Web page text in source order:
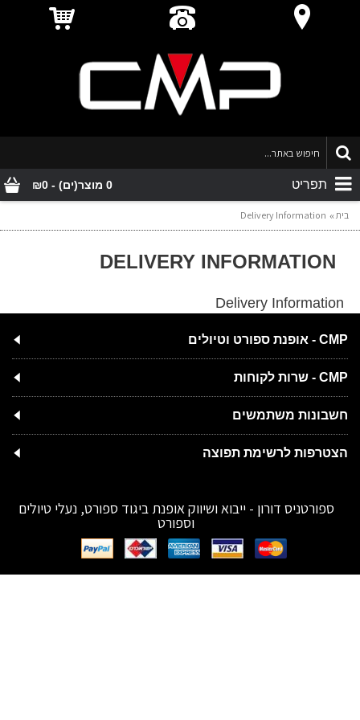
0 מוצר(ים) - ₪0 תפריט
בית Delivery Information
DELIVERY INFORMATION
Delivery Information
CMP - אופנת ספורט וטיולים
CMP - שרות לקוחות
חשבונות משתמשים
הצטרפות לרשימת תפוצה
ספורטניס דורון - ייבוא ושיווק אופנת ביגוד ספורט, נעלי טיולים
וספורט